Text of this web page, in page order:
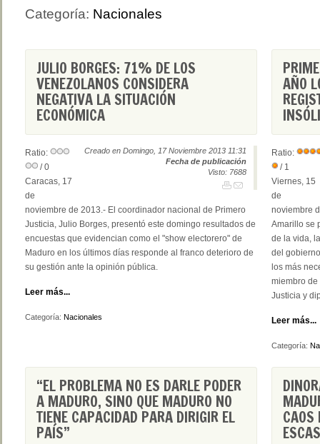
Categoría: Nacionales
JULIO BORGES: 71% DE LOS
VENEZOLANOS CONSIDERA
NEGATIVA LA SITUACIÓN
ECONÓMICA
Creado en Domingo, 17 Noviembre 2013 11:31
Fecha de publicación
Visto: 7688
Ratio:
/ 0
Caracas, 17
de
noviembre de 2013.- El coordinador nacional de Primero
Justicia, Julio Borges, presentó este domingo resultados de
encuestas que evidencian como el "show electorero" de
Maduro en los últimos días responde al franco deterioro de
su gestión ante la opinión pública.
Leer más...
Categoría: Nacionales
AÑO
Ratio:
/ 1
Viernes, 15
de
noviembre
Amarillo se
de la vida,
del
los más
miembro
Justicia y
Leer más...
Categoría:
“EL PROBLEMA NO ES DARLE PODER
A MADURO, SINO QUE MADURO NO
TIENE CAPACIDAD PARA DIRIGIR EL
PAÍS”
CAOS